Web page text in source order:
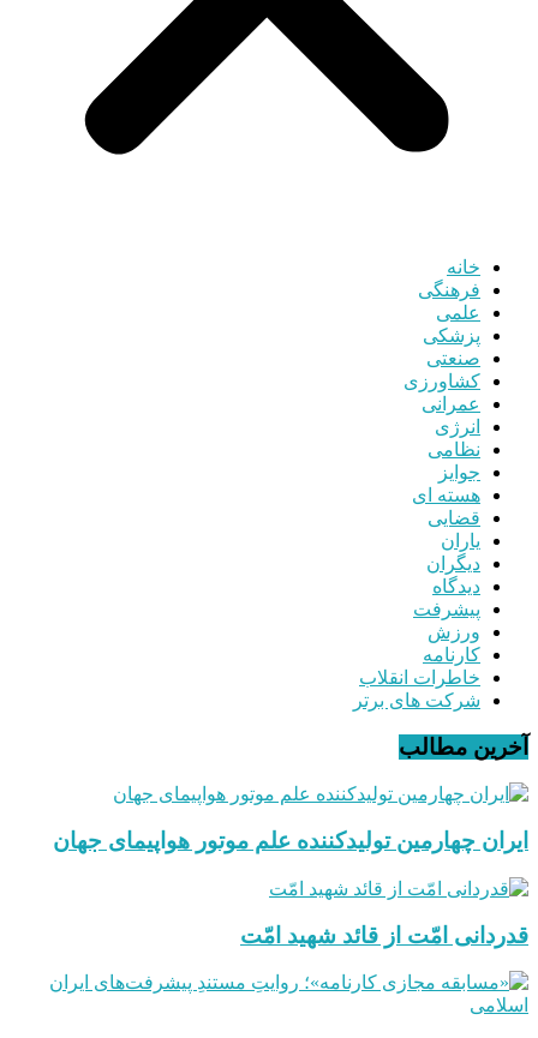
خانه
فرهنگی
علمی
پزشکی
صنعتی
کشاورزی
عمرانی
انرژی
نظامی
جوایز
هسته ای
قضایی
یاران
دیگران
دیدگاه
پیشرفت
ورزش
کارنامه
خاطرات انقلاب
شرکت های برتر
آخرین مطالب
ایران چهارمین تولیدکننده علم موتور هواپیمای جهان
قدردانی امّت از قائد شهید امّت